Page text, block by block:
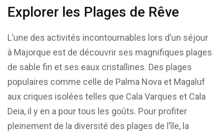
Explorer les Plages de Rêve
L’une des activités incontournables lors d’un séjour
à Majorque est de découvrir ses magnifiques plages
de sable fin et ses eaux cristallines. Des plages
populaires comme celle de Palma Nova et Magaluf
aux criques isolées telles que Cala Varques et Cala
Deia, il y en a pour tous les goûts. Pour profiter
pleinement de la diversité des plages de l’île, la